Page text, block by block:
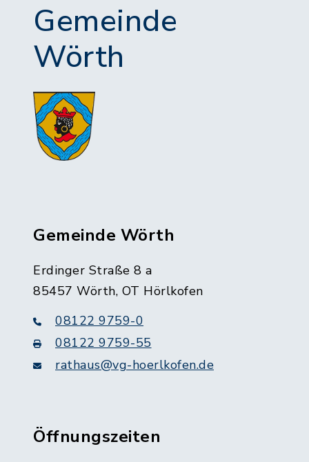
Gemeinde
Wörth
Gemeinde Wörth
Erdinger Straße 8 a
85457 Wörth, OT Hörlkofen
08122 9759-0
08122 9759-55
rathaus@vg-hoerlkofen.de
Öffnungszeiten